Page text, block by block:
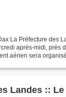
La Préfecture des
après-midi, près
aérien sera
Landes ::